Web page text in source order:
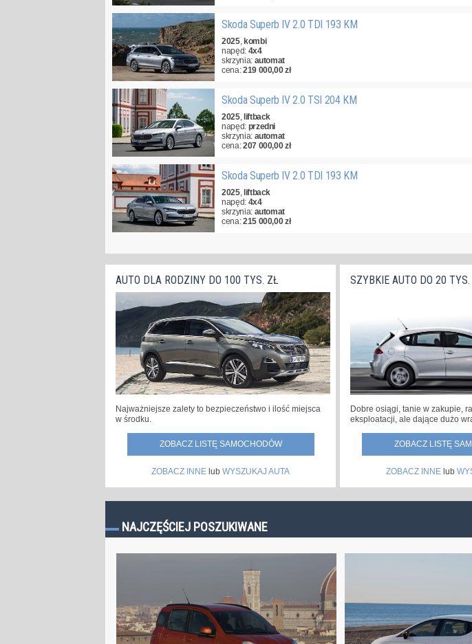
Skoda Superb IV 2.0 TDI 193 KM
2025, kombi
napęd: 4x4
skrzynia: automat
cena:219 000,00 zł
Skoda Superb IV 2.0 TSI 204 KM
2025, liftback
napęd: przedni
skrzynia: automat
cena:207 000,00 zł
Skoda Superb IV 2.0 TDI 193 KM
2025, liftback
napęd: 4x4
skrzynia: automat
cena:215 000,00 zł
AUTO DLA RODZINY DO 100 TYS. ZŁ
Najważniejsze zalety to bezpieczeństwo i ilość miejsca
w środku.
ZOBACZ LISTĘ SAMOCHODÓW
ZOBACZ INNE lub WYSZUKAJ AUTA
SZYBKIE AUTO DO 20
Dobre osiągi, tanie w zakupie,
eksploatacji, ale dające dużo
ZOBACZ LISTĘ
ZOBACZ INNE lub
NAJCZĘŚCIEJ POSZUKIWANE